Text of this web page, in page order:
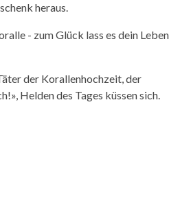
heraus.
- zum Glück lass es dein Leben
der Korallenhochzeit, der
Helden des Tages küssen sich.